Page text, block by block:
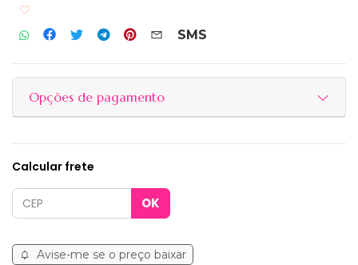
SMS
Opções de pagamento
Calcular frete
Avise-me se o preço baixar